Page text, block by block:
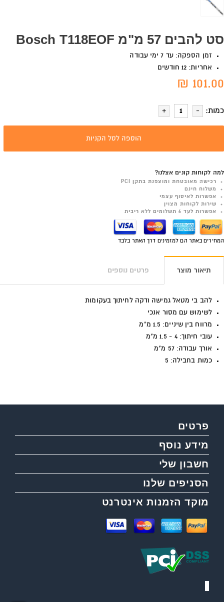
סט להבים 57 מ"מ Bosch T118EOF
זמן הספקה: עד 7 ימי עבודה
אחריות: 12 חודשים
101.00 ₪
כמות:
הוספה לסל הקניות
למה לקוחות קונים אצלנו?
רכישה מאובטחת ומוצפנת בתקן PCI
משלוח חינם
אפשרות לאיסוף עצמי
שירות לקוחות מצוין
אפשרות לעד 6 תשלומים ללא ריבית
המחירים באתר הם למזמינים דרך האתר בלבד
תיאור מוצר פרטים נוספים
להב בי מטאל גמישה ודקה לחיתוך בעקומות
לשימוש עם מסור אנכי
מרווח בין שיניים: 1.5 מ"מ
עובי חיתוך: 4 - 1.5 מ"מ
אורך עבודה: 57 מ"מ
כמות בחבילה: 5
פרטים
מידע נוסף
חשבון שלי
הסניפים שלנו
מוקד הזמנות אינטרנט